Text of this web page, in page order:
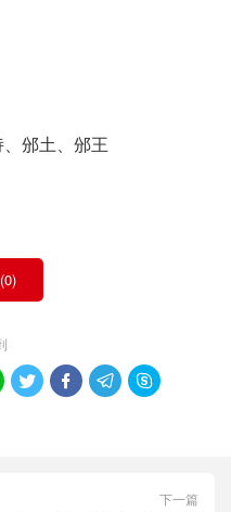
邠土、邠王
0)
   
下一篇